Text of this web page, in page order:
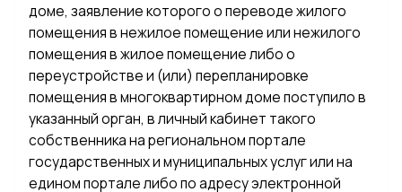
доме, заявление которого о переводе жилого
помещения в нежилое помещение или нежилого
помещения в жилое помещение либо о
переустройстве и (или) перепланировке
помещения в многоквартирном доме поступило в
указанный орган, в личный кабинет такого
собственника на региональном портале
государственных и муниципальных услуг или на
едином портале либо по адресу электронной